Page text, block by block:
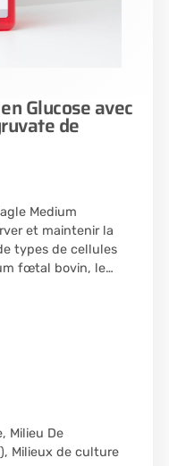
Glucose avec
de
Medium
et maintenir la
types de cellules
fœtal bovin, le…
, Milieu De
, Milieux de culture